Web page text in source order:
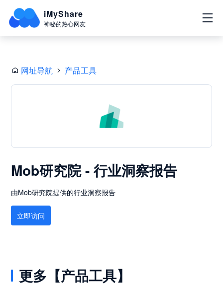
iMyShare
神秘的热心网友
网址导航 产品工具
Mob研究院 - 行业洞察报告
由Mob研究院提供的行业洞察报告
立即访问
更多【产品工具】